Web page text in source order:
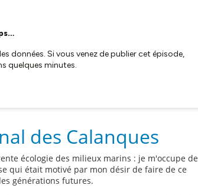
des Calanques
écologie des milieux marins : je m'occupe de
qui était motivé par mon désir de faire de ce
générations futures.